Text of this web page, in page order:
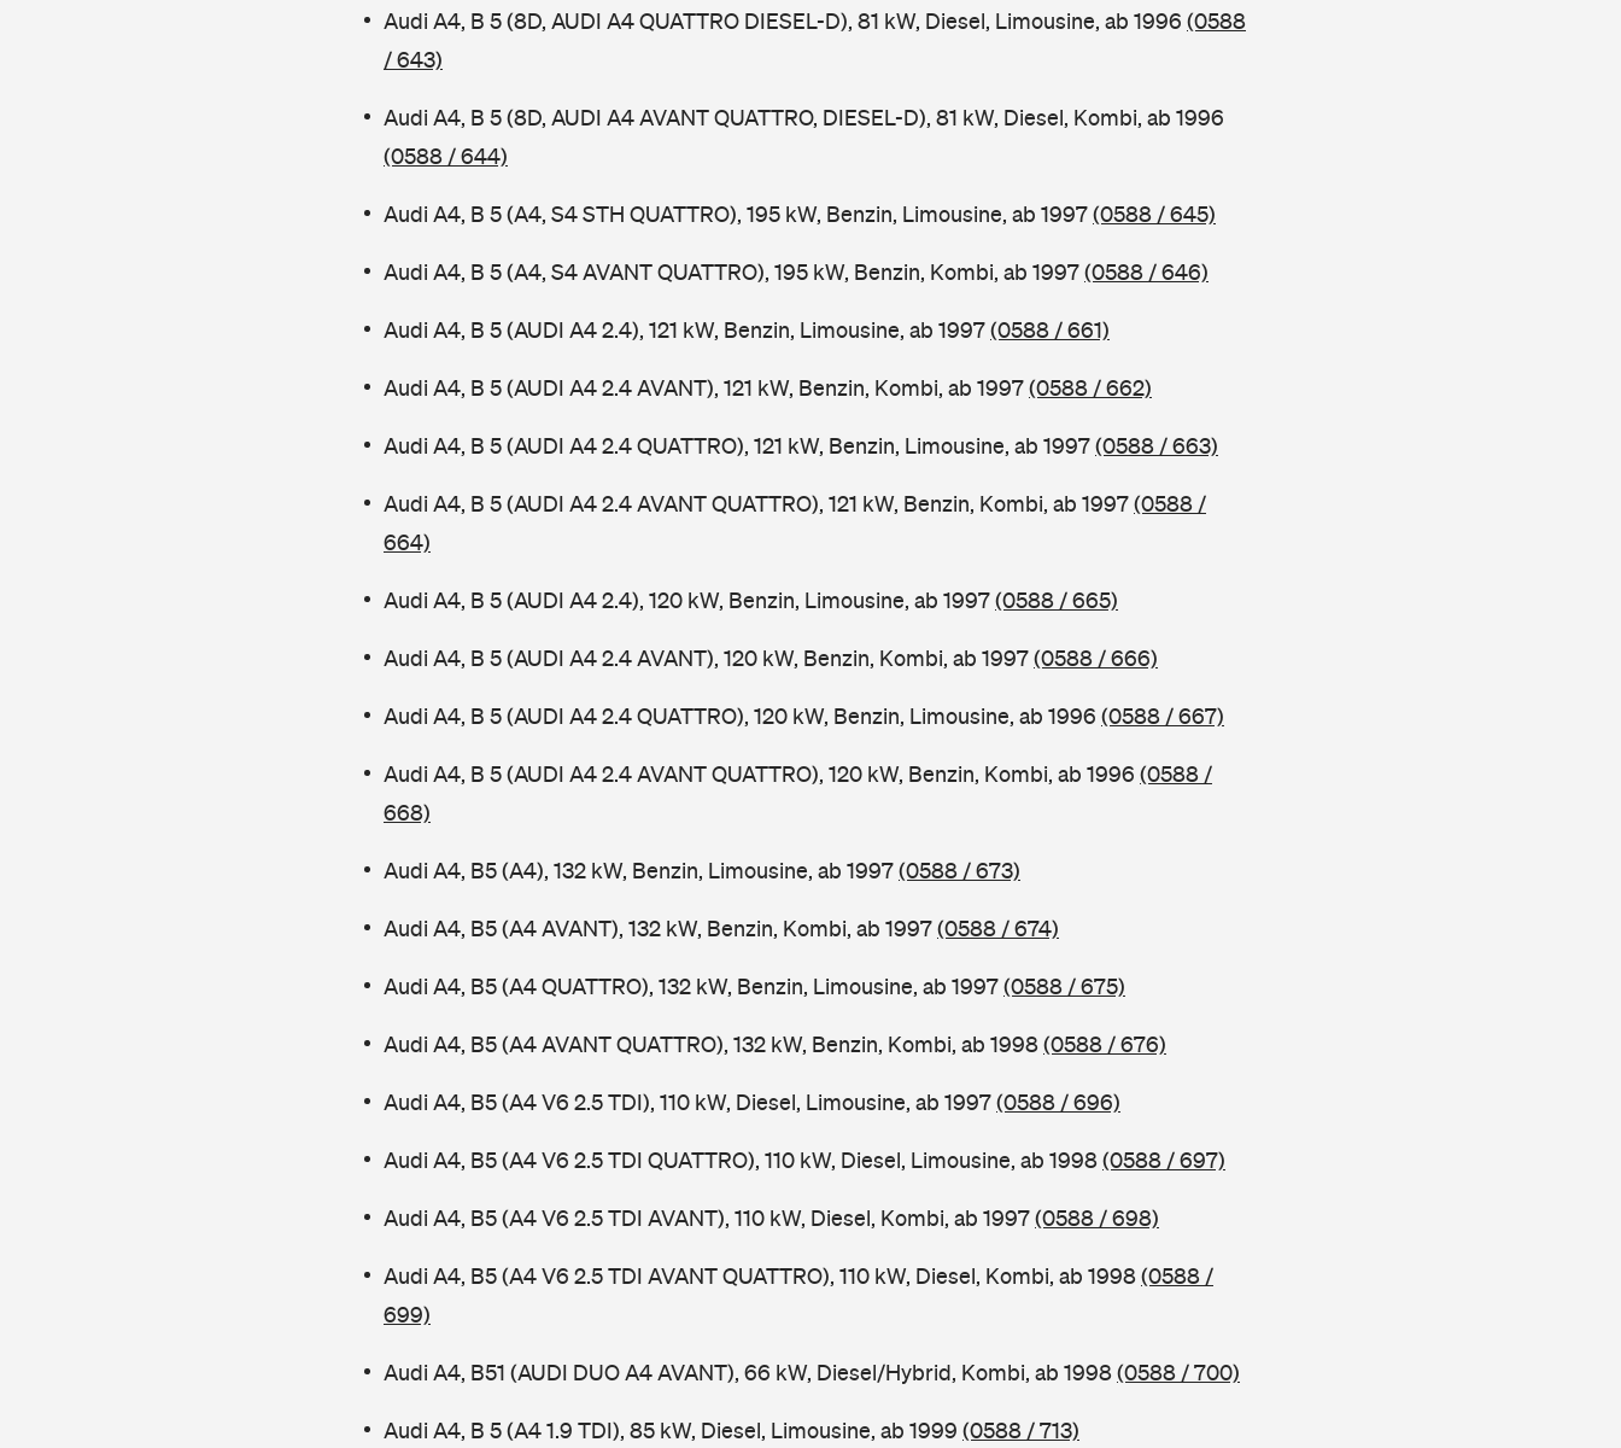
Audi A4, B 5 (8D, AUDI A4 QUATTRO DIESEL-D), 81 kW, Diesel, Limousine, ab 1996 (0588
/ 643)
Audi A4, B 5 (8D, AUDI A4 AVANT QUATTRO, DIESEL-D), 81 kW, Diesel, Kombi, ab 1996
(0588 / 644)
Audi A4, B 5 (A4, S4 STH QUATTRO), 195 kW, Benzin, Limousine, ab 1997(0588 / 645)
Audi A4, B 5 (A4, S4 AVANT QUATTRO), 195 kW, Benzin, Kombi, ab 1997(0588 / 646)
Audi A4, B 5 (AUDI A4 2.4), 121 kW, Benzin, Limousine, ab 1997(0588 / 661)
Audi A4, B 5 (AUDI A4 2.4 AVANT), 121 kW, Benzin, Kombi, ab 1997(0588 / 662)
Audi A4, B 5 (AUDI A4 2.4 QUATTRO), 121 kW, Benzin, Limousine, ab 1997(0588 / 663)
Audi A4, B 5 (AUDI A4 2.4 AVANT QUATTRO), 121 kW, Benzin, Kombi, ab 1997(0588 /
664)
Audi A4, B 5 (AUDI A4 2.4), 120 kW, Benzin, Limousine, ab 1997(0588 / 665)
Audi A4, B 5 (AUDI A4 2.4 AVANT), 120 kW, Benzin, Kombi, ab 1997(0588 / 666)
Audi A4, B 5 (AUDI A4 2.4 QUATTRO), 120 kW, Benzin, Limousine, ab 1996 (0588 / 667)
Audi A4, B 5 (AUDI A4 2.4 AVANT QUATTRO), 120 kW, Benzin, Kombi, ab 1996 (0588 /
668)
Audi A4, B5 (A4), 132 kW, Benzin, Limousine, ab 1997(0588 / 673)
Audi A4, B5 (A4 AVANT), 132 kW, Benzin, Kombi, ab 1997(0588 / 674)
Audi A4, B5 (A4 QUATTRO), 132 kW, Benzin, Limousine, ab 1997(0588 / 675)
Audi A4, B5 (A4 AVANT QUATTRO), 132 kW, Benzin, Kombi, ab 1998(0588 / 676)
Audi A4, B5 (A4 V6 2.5 TDI), 110 kW, Diesel, Limousine, ab 1997(0588 / 696)
Audi A4, B5 (A4 V6 2.5 TDI QUATTRO), 110 kW, Diesel, Limousine, ab 1998(0588 / 697)
Audi A4, B5 (A4 V6 2.5 TDI AVANT), 110 kW, Diesel, Kombi, ab 1997(0588 / 698)
Audi A4, B5 (A4 V6 2.5 TDI AVANT QUATTRO), 110 kW, Diesel, Kombi, ab 1998(0588 /
699)
Audi A4, B51 (AUDI DUO A4 AVANT), 66 kW, Diesel/Hybrid, Kombi, ab 1998(0588 / 700)
Audi A4, B 5 (A4 1.9 TDI), 85 kW, Diesel, Limousine, ab 1999 (0588 / 713)